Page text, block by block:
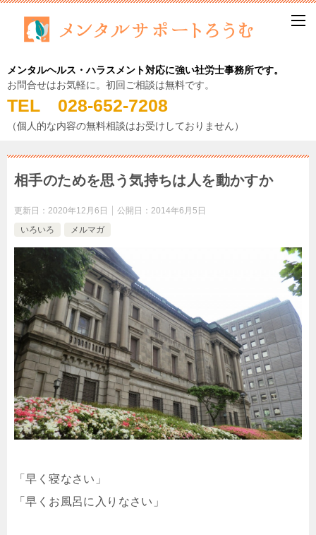
メンタルヘルス・ハラスメント対応に強い社労士事務所です。
お問合せはお気軽に。初回ご相談は無料です。
TEL 028-652-7208
（個人的な内容の無料相談はお受けしておりません）
相手のためを思う気持ちは人を動かすか
更新日： 2020年12月6日 公開日： 2014年6月5日
いろいろ
メルマガ
「早く寝なさい」
「早くお風呂に入りなさい」